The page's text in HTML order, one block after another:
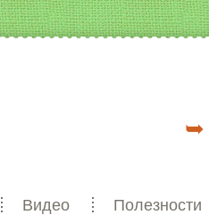
Видео Полезности